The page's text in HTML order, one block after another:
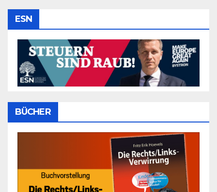
ESN
BÜCHER